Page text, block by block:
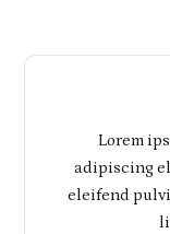
Lorem
adipiscing
eleifend